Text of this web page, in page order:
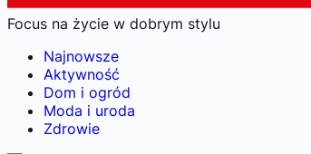
Focus na życie w dobrym stylu
Najnowsze
Aktywność
Dom i ogród
Moda i uroda
Zdrowie